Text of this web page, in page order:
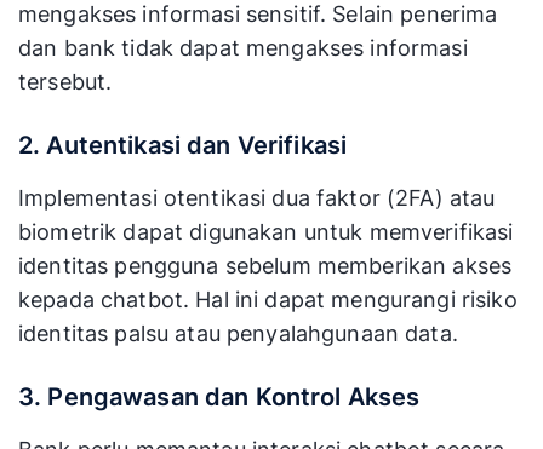
mengakses informasi sensitif​. Selain penerima
dan bank tidak dapat mengakses informasi
tersebut.
2. Autentikasi dan Verifikasi
Implementasi otentikasi dua faktor (2FA) atau
biometrik dapat digunakan untuk memverifikasi
identitas pengguna sebelum memberikan akses
kepada chatbot. Hal ini dapat mengurangi risiko
identitas palsu atau penyalahgunaan data​.
3. Pengawasan dan Kontrol Akses